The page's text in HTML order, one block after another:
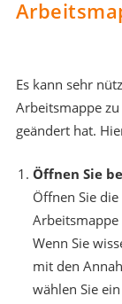
Es kann sehr
Arbeitsmappe
geändert hat.
Öffnen Sie
Öffnen Sie
Arbeitsmappe
Wenn Sie
mit den
wählen Sie